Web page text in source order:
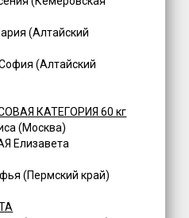
(Алтайский
(Алтайский
КАТЕГОРИЯ 60 кг
(Москва)
Елизавета
(Пермский край)